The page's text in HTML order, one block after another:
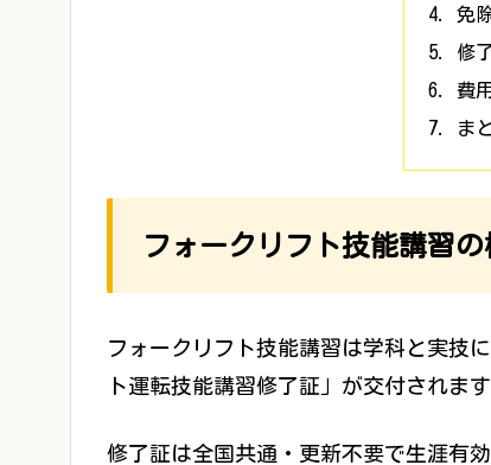
免
修
費
ま
フォークリフト技能講習の
フォークリフト技能講習は学科と実技
ト運転技能講習修了証」が交付されます
修了証は全国共通・更新不要で生涯有効